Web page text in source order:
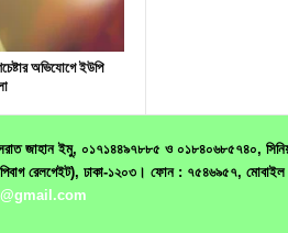
অভিযোগে ইউপি
জাহান ইমু, ০১৭১৪৪৯৭৮৮৫ ও ০১৮৪০৬৮৫৭৪০, সিনিয়র
রেলগেইট), ঢাকা-১২০৩। ফোন : ৭৫৪৬৯৫৭,